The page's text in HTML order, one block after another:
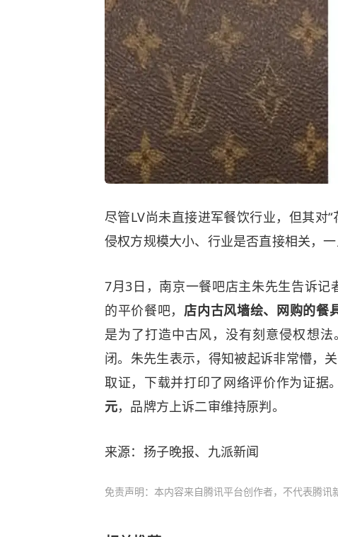
尽管LV尚未直接进军餐饮行业，但其对
侵权方规模大小、行业是否直接相关，
7月3日，南京一餐吧店主朱先生告诉
的平价餐吧， 店内古风墙绘、网购的餐
是为了打造中古风，没有刻意侵权想
闭。朱先生表示，得知被起诉非常懵，
取证，下载并打印了网络评价作为证据。
元，品牌方上诉二审维持原判。
来源：扬子晚报、九派新闻
免责声明：本内容来自腾讯平台创作者，不代表腾讯